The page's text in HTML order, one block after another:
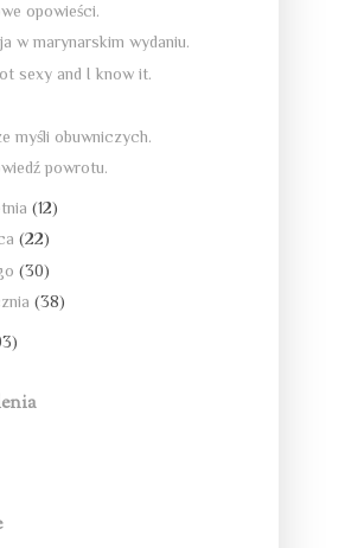
opowieści.
w marynarskim wydaniu.
sexy and I know it.
myśli obuwniczych.
powrotu.
(12)
(22)
(30)
(38)